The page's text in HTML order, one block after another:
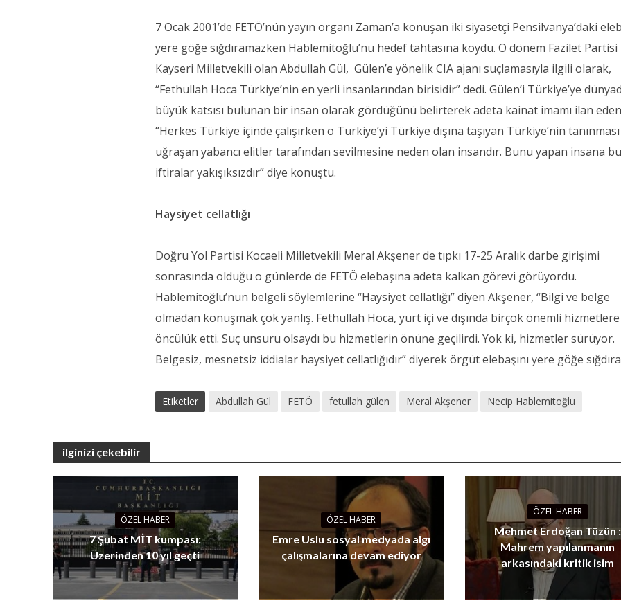
7 Ocak 2001’de FETÖ’nün yayın organı Zaman’a konuşan iki siyasetçi Pensilvanya’daki
yere göğe sığdıramazken Hablemitoğlu’nu hedef tahtasına koydu. O dönem Fazilet Partisi
Kayseri Milletvekili olan Abdullah Gül, Gülen’e yönelik CIA ajanı suçlamasıyla ilgili olarak,
“Fethullah Hoca Türkiye’nin en yerli insanlarından birisidir” dedi. Gülen’i Türkiye’ye
büyük katsısı bulunan bir insan olarak gördüğünü belirterek adeta kainat imamı ilan
“Herkes Türkiye içinde çalışırken o Türkiye’yi Türkiye dışına taşıyan Türkiye’nin
uğraşan yabancı elitler tarafından sevilmesine neden olan insandır. Bunu yapan insana
iftiralar yakışıksızdır” diye konuştu.
Haysiyet cellatlığı
Doğru Yol Partisi Kocaeli Milletvekili Meral Akşener de tıpkı 17-25 Aralık darbe girişimi
sonrasında olduğu o günlerde de FETÖ elebaşına adeta kalkan görevi görüyordu.
Hablemitoğlu’nun belgeli söylemlerine “Haysiyet cellatlığı” diyen Akşener, “Bilgi ve belge
olmadan konuşmak çok yanlış. Fethullah Hoca, yurt içi ve dışında birçok önemli hizmetlere
öncülük etti. Suç unsuru olsaydı bu hizmetlerin önüne geçilirdi. Yok ki, hizmetler sürüyor.
Belgesiz, mesnetsiz iddialar haysiyet cellatlığıdır” diyerek örgüt elebaşını yere göğe
Etiketler Abdullah Gül FETÖ fetullah gülen Meral Akşener Necip Hablemitoğlu
ilginizi çekebilir
ÖZEL HABER
7 Şubat MİT kumpası:
Üzerinden 10 yıl geçti
ÖZEL HABER
Emre Uslu sosyal medyada algı
çalışmalarına devam ediyor
ÖZEL HABER
Mehmet Erdoğan Tüzün :
Mahrem yapılanmanın
arkasındaki kritik isim